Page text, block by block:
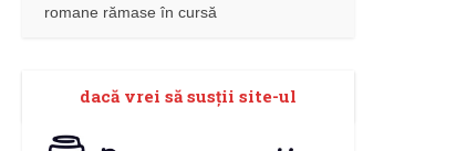
romane rămase în cursă
dacă vrei să susţii site-ul